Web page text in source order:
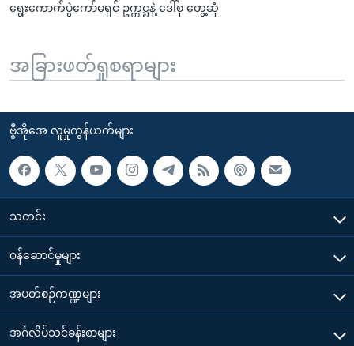
ရွေးကောက်ပွဲကော်မရှင် ဥက္ကဋ္ဌနဲ့ ဒေါ်စု တွေ့ဆုံ
အခြားဖတ်ရှုစရာများ
ဗွီအိုအေ လူမှုကွန်ယက်များ
သတင်း
၀န်ဆောင်မှုများ
အပတ်စဉ်ကဏ္ဍများ
အင်္ဂလိပ်သင်ခန်းစာများ